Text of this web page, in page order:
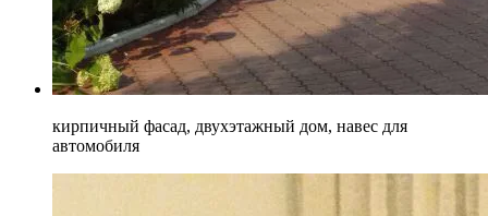
кирпичный фасад, двухэтажный дом, навес для
автомобиля